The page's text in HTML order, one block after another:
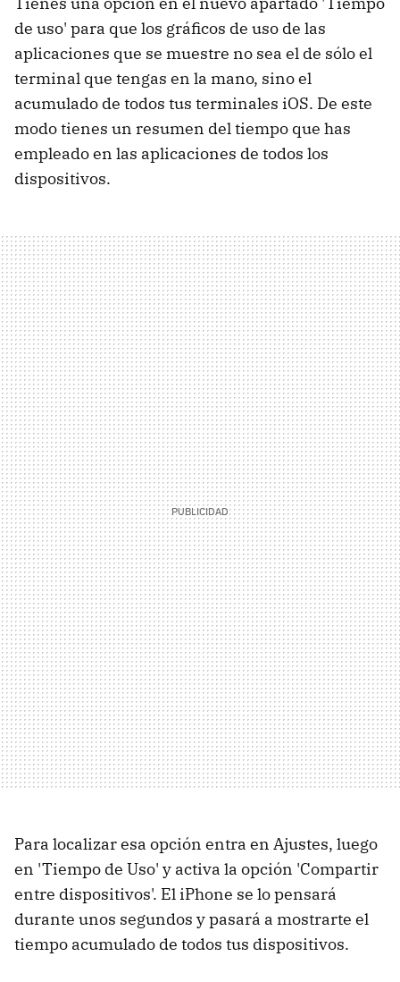
de uso' para que los gráficos de uso de las
aplicaciones que se muestre no sea el de sólo el
terminal que tengas en la mano, sino el
acumulado de todos tus terminales iOS. De este
modo tienes un resumen del tiempo que has
empleado en las aplicaciones de todos los
dispositivos.
Para localizar esa opción entra en Ajustes, luego
en 'Tiempo de Uso' y activa la opción 'Compartir
entre dispositivos'. El iPhone se lo pensará
durante unos segundos y pasará a mostrarte el
tiempo acumulado de todos tus dispositivos.